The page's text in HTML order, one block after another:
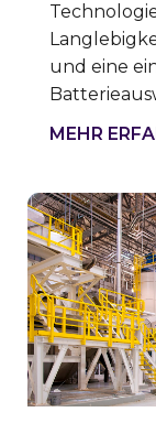
und eine
MEHR